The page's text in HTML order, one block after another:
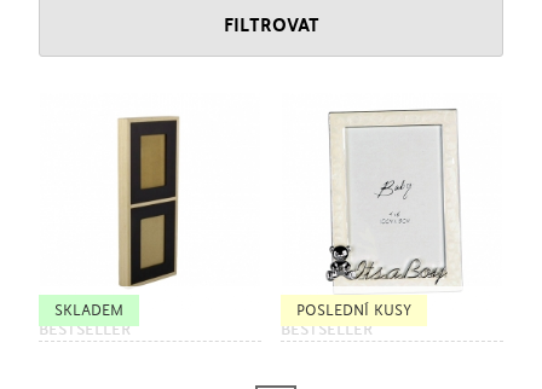
FILTROVAT
SKLADEM
BESTSELLER
POSLEDNÍ KUSY
BESTSELLER